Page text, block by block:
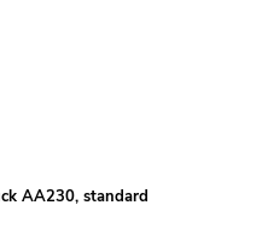
AA230, standard